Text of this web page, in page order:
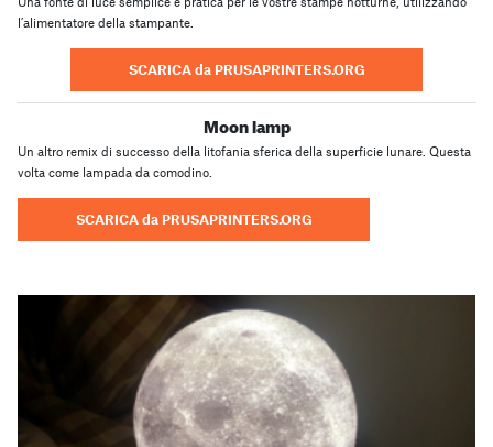
l’alimentatore della stampante.
SCARICA da PRUSAPRINTERS.ORG
Moon lamp
Un altro remix di successo della litofania sferica della superficie lunare. Questa
volta come lampada da comodino.
SCARICA da PRUSAPRINTERS.ORG